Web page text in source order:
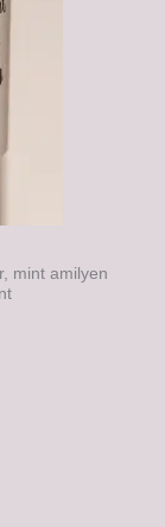
mint amilyen